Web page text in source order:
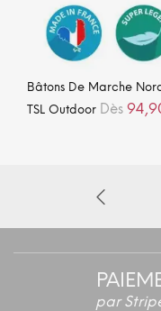
Bâtons De Marche
TSL Outdoor Dès
par